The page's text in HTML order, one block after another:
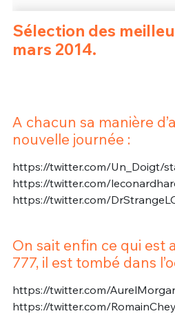
Sélection des
mars 2014.
A chacun sa manière
nouvelle journée :
https://twitter.com/Un_Doigt/
https://twitter.com/
https://twitter.com/
On sait enfin ce qui est
777, il est tombé dans
https://twitter.com/
https://twitter.com/